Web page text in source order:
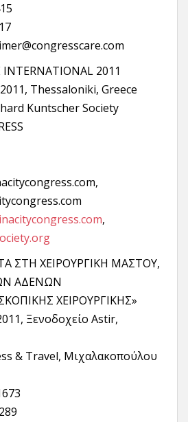
INTERNATIONAL 2011
Thessaloniki, Greece
Kuntscher Society
,
ΣΤΗ ΧΕΙΡΟΥΡΓΙΚΗ ΜΑΣΤΟΥ,
ΑΔΕΝΩΝ
ΧΕΙΡΟΥΡΓΙΚΗΣ»
Ξενοδοχείο Astir,
& Travel, Μιχαλακοπούλου